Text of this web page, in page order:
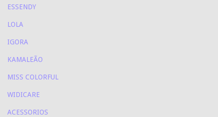
ESSENDY
LOLA
IGORA
KAMALEÃO
MISS COLORFUL
WIDICARE
ACESSORIOS